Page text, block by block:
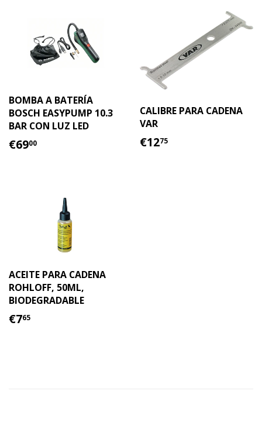
BOMBA A BATERÍA
BOSCH EASYPUMP 10.3
BAR CON LUZ LED
PRECIO
€6900
CALIBRE PARA CADENA
VAR
PRECIO
€1275
ACEITE PARA CADENA
ROHLOFF, 50ML,
BIODEGRADABLE
PRECIO
€765